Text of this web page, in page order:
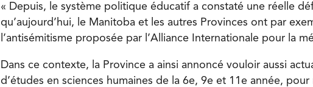
« Depuis, le système politique éducatif a constaté une réelle
qu’aujourd’hui, le Manitoba et les autres Provinces ont par
l’antisémitisme proposée par l’Alliance Internationale pour la
Dans ce contexte, la Province a ainsi annoncé vouloir aussi
d’études en sciences humaines de la 6e, 9e et 11e année,